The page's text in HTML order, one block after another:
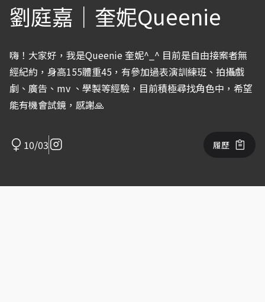
劉庭嘉｜奎妮Queenie
嗨！大家好，我是Queenie 奎妮^_^ 目前是自由接案者無
經紀約，身高155體重45，有參加過表演訓練班、拍攝戲
劇、廣告、mv 、學製等經驗，目前積極尋找角色中，希望
能有機會試鏡，感謝🙏
10/03 履歷